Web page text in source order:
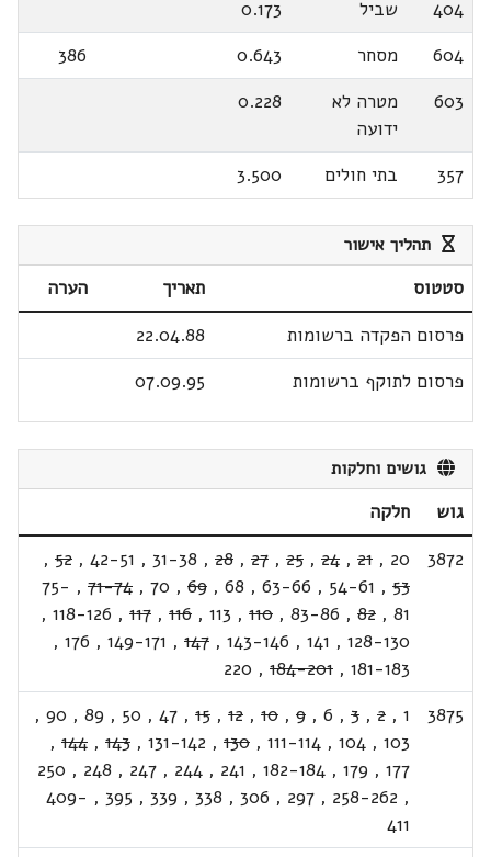
404 שביל
0.173
604
מסחר 0.643
386
603
מטרה לא
ידועה
0.228
357 בתי חולים 3.500
תהליך אישור
סטטוס תאריך
הערה
פרסום הפקדה ברשומות
22.04.88
פרסום לתוקף ברשומות
07.09.95
גושים וחלקות
גוש
חלקה
3872
20
,
21
,
24
,
25
,
27
,
28
,
31-38
,
42-51
,
52
,
53
,
54-61
,
63-66
,
68
,
69
,
70
,
71-74
,
75-
81
,
82
,
83-86
,
110
,
113
,
116
,
117
,
118-126
,
128-130
,
141
,
143-146
,
147
,
149-171
,
176
,
181-183
,
184-201
,
220
3875
1
,
2
,
3
,
6
,
9
,
10
,
12
,
15
,
47
,
50
,
89
,
90
,
103
,
104
,
111-114
,
130
,
131-142
,
143
,
144
,
177
,
179
,
182-184
,
241
,
244
,
247
,
248
,
250
,
258-262
,
297
,
306
,
338
,
339
,
395
,
409-
411